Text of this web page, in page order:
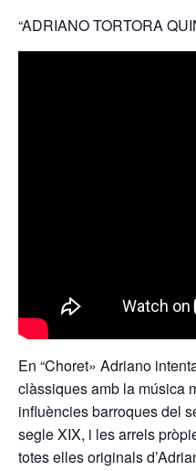
“ADRIANO TORTORA
En “Choret» Adriano
clàssiques amb la música
influències barroques del
segle XIX, i les arrels
totes elles originals